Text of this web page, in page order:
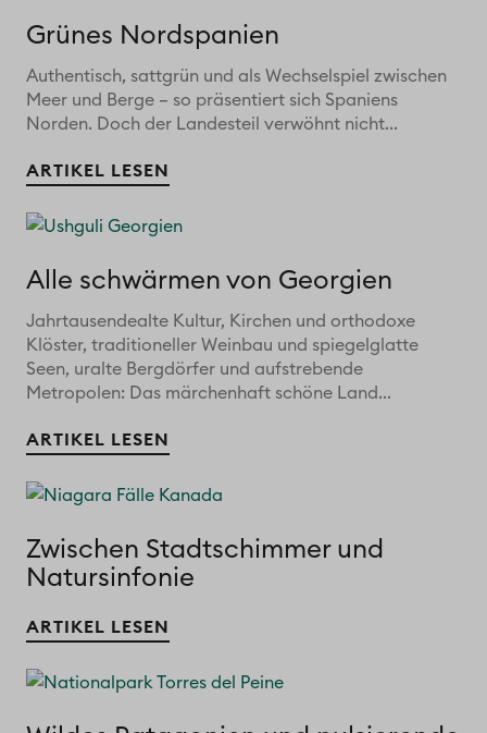
Grünes Nordspanien
Authentisch, sattgrün und als Wechselspiel zwischen
Meer und Berge – so präsentiert sich Spaniens
Norden. Doch der Landesteil verwöhnt nicht...
ARTIKEL LESEN
Alle schwärmen von Georgien
Jahrtausendealte Kultur, Kirchen und orthodoxe
Klöster, traditioneller Weinbau und spiegelglatte
Seen, uralte Bergdörfer und aufstrebende
Metropolen: Das märchenhaft schöne Land...
ARTIKEL LESEN
Zwischen Stadtschimmer und
Natursinfonie
ARTIKEL LESEN